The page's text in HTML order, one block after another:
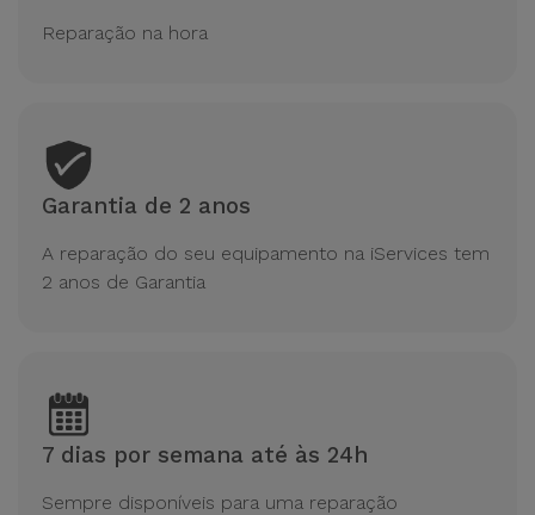
Reparação na hora
Garantia de 2 anos
A reparação do seu equipamento na iServices tem
2 anos de Garantia
7 dias por semana até às 24h
Sempre disponíveis para uma reparação